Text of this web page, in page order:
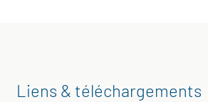
Liens & téléchargements